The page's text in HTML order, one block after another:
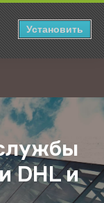
Установить
службы
DHL и